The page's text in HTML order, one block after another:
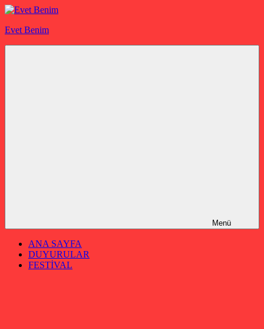
İçeriğe
Evet Benim
Menü
ANA SAYFA
DUYURULAR
FESTİVAL